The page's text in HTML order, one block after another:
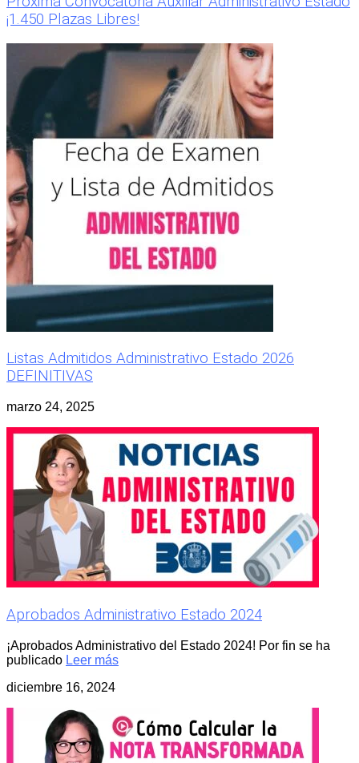
¡1.450 Plazas Libres!
Listas Admitidos Administrativo Estado 2026
DEFINITIVAS
marzo 24, 2025
Aprobados Administrativo Estado 2024
¡Aprobados Administrativo del Estado 2024! Por fin se ha
publicado Leer más
diciembre 16, 2024